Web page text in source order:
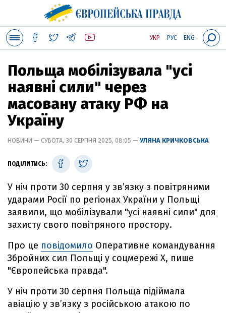
УКР РУС ENG
Польща мобілізувала "усі
наявні сили" через
масовану атаку РФ на
Україну
НОВИНИ — СУБОТА, 30 СЕРПНЯ 2025, 08:05 — УЛЯНА КРИЧКОВСЬКА
ПОДІЛИТИСЬ:
У ніч проти 30 серпня у зв’язку з повітряними
ударами Росії по регіонах України у Польщі
заявили, що мобілізували "усі наявні сили" для
захисту свого повітряного простору.
Про це повідомило Оперативне командування
Збройних сил Польщі у соцмережі Х, пише
"Європейська правда".
У ніч проти 30 серпня Польща підіймала
авіацію у зв’язку з російською атакою по